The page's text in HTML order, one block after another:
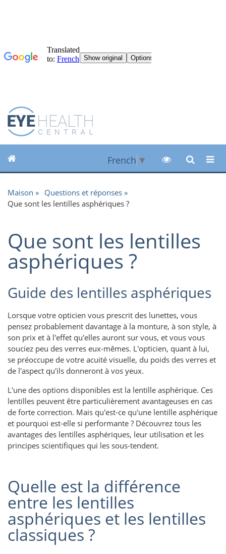
French ▼
Maison
Questions et réponses
Que sont les lentilles asphériques ?
Que sont les lentilles
asphériques ?
Guide des lentilles asphériques
Lorsque votre opticien vous prescrit des lunettes, vous
pensez probablement davantage à la monture, à son style, à
son prix et à l'effet qu'elles auront sur vous, et vous vous
souciez peu des verres eux-mêmes. L'opticien, quant à lui,
se préoccupe de votre acuité visuelle, du poids des verres et
de l'aspect qu'ils donneront à vos yeux.
L'une des options disponibles est la lentille asphérique. Ces
lentilles peuvent être particulièrement avantageuses en cas
de forte correction. Mais qu'est-ce qu'une lentille asphérique
et pourquoi est-elle si performante ? Découvrez tous les
avantages des lentilles asphériques, leur utilisation et les
principes scientifiques qui les sous-tendent.
Quelle est la différence
entre les lentilles
asphériques et les lentilles
classiques ?